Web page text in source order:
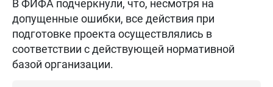
В ФИФА подчеркнули, что, несмотря на
допущенные ошибки, все действия при
подготовке проекта осуществлялись в
соответствии с действующей нормативной
базой организации.